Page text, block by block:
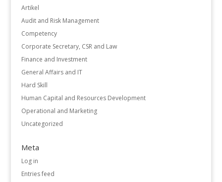
Artikel
Audit and Risk Management
Competency
Corporate Secretary, CSR and Law
Finance and Investment
General Affairs and IT
Hard Skill
Human Capital and Resources Development
Operational and Marketing
Uncategorized
Meta
Log in
Entries feed